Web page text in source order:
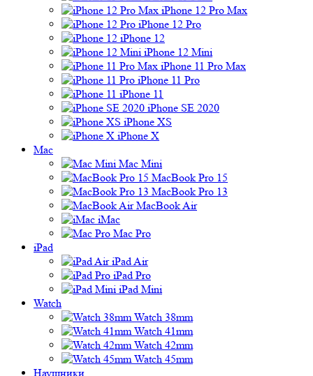
iPhone 12 Pro Max
iPhone 12 Pro
iPhone 12
iPhone 12 Mini
iPhone 11 Pro Max
iPhone 11 Pro
iPhone 11
iPhone SE 2020
iPhone XS
iPhone X
Mac
Mac Mini
MacBook Pro 15
MacBook Pro 13
MacBook Air
iMac
Mac Pro
iPad
iPad Air
iPad Pro
iPad Mini
Watch
Watch 38mm
Watch 41mm
Watch 42mm
Watch 45mm
Наушники